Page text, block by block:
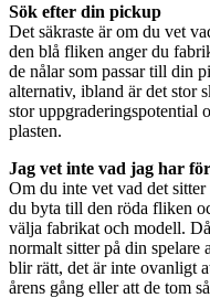
Sök efter din pickup
Det säkraste är om du vet
den blå fliken anger du
de nålar som passar till din
alternativ, ibland är det stor
stor uppgraderingspotential
plasten.
Jag vet inte vad jag har
Om du inte vet vad det
du byta till den röda fliken
välja fabrikat och modell.
normalt sitter på din spelare
blir rätt, det är inte ovanligt
årens gång eller att de tom